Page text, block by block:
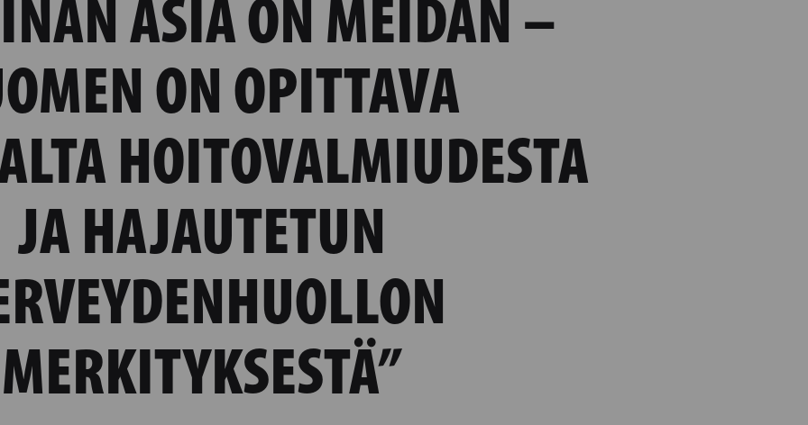
ASIA ON MEIDÄN –
ON OPITTAVA
HOITOVALMIUDESTA
JA HAJAUTETUN
MERKITYKSESTÄ”